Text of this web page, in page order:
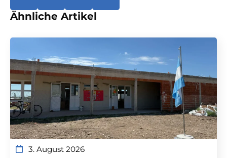
Ähnliche Artikel
3. August 2026